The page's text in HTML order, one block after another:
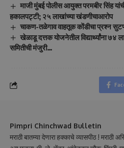
माजी मुंबई पोलीस आयुक्त परमबीर सिंह
हकालपट्टी; २५ लाखांच्या खंडणीचाआरोप
चाकण-तळेगाव वाहतूक कोंडीचा प्रश्न
खेळाडू दत्तक योजनेतील विद्यार्थ्यांना ७४
समितीची मंजुरी…
Pimpri Chinchwad Bulletin
मराठी बातम्या देणारा हक्काचे व्यासपीठ ! मराठी